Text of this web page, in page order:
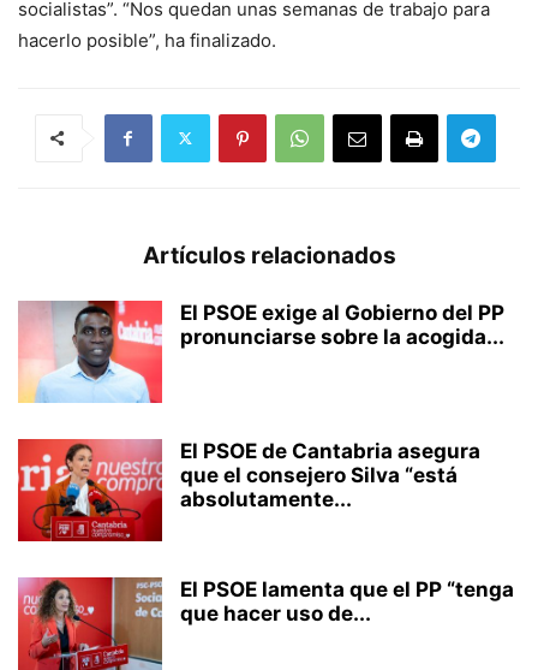
socialistas”. “Nos quedan unas semanas de trabajo para
hacerlo posible”, ha finalizado.
Artículos relacionados
El PSOE exige al Gobierno del PP
pronunciarse sobre la acogida...
El PSOE de Cantabria asegura
que el consejero Silva “está
absolutamente...
El PSOE lamenta que el PP “tenga
que hacer uso de...